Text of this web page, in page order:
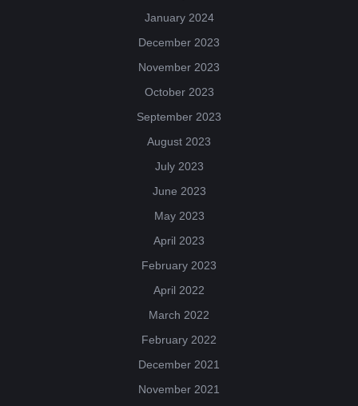
January 2024
December 2023
November 2023
October 2023
September 2023
August 2023
July 2023
June 2023
May 2023
April 2023
February 2023
April 2022
March 2022
February 2022
December 2021
November 2021